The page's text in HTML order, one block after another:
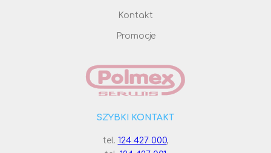
Kontakt
Promocje
SZYBKI KONTAKT
tel. 124 427 000,